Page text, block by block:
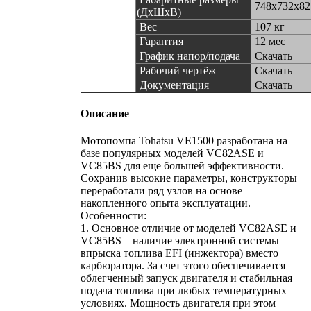
(ДхШхВ)
Вес
107 кг
Гарантия
12 мес
График напор/подача
Скачать
Рабочий чертёж
Скачать
Документация
Скачать
Описание
Мотопомпа Tohatsu VE1500 разработана на
базе популярных моделей VC82ASE и
VC85BS для еще большей эффективности.
Сохранив высокие параметры, конструкторы
переработали ряд узлов на основе
накопленного опыта эксплуатации.
Особенности:
1. Основное отличие от моделей VC82ASE и
VC85BS – наличие электронной системы
впрыска топлива EFI (инжектора) вместо
карбюратора. За счет этого обеспечивается
облегченный запуск двигателя и стабильная
подача топлива при любых температурных
условиях. Мощность двигателя при этом